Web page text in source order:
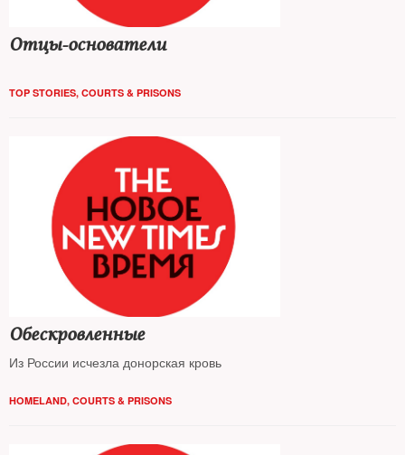
Отцы-основатели
TOP STORIES, COURTS & PRISONS
Обескровленные
Из России исчезла донорская кровь
HOMELAND, COURTS & PRISONS